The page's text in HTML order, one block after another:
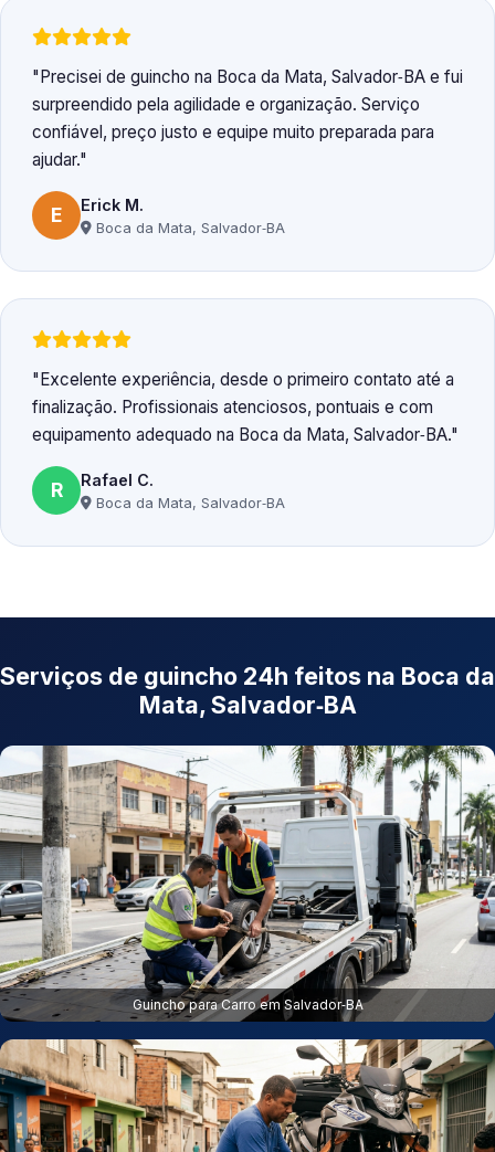
Precisei de guincho na Boca da Mata, Salvador‑BA e fui
surpreendido pela agilidade e organização. Serviço
confiável, preço justo e equipe muito preparada para
ajudar.
E Erick M.
Boca da Mata, Salvador‑BA
Excelente experiência, desde o primeiro contato até a
finalização. Profissionais atenciosos, pontuais e com
equipamento adequado na Boca da Mata, Salvador‑BA.
R Rafael C.
Boca da Mata, Salvador‑BA
Serviços de guincho 24h feitos na Boca da
Mata, Salvador‑BA
Guincho para Carro em Salvador‑BA